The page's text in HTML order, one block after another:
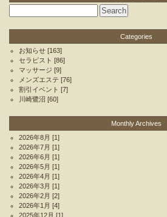
Categories
お知らせ [163]
セラピスト [86]
マッサージ [9]
メンズエステ [76]
割引イベント [7]
川崎鷺沼 [60]
Monthly Archives
2026年8月 [1]
2026年7月 [1]
2026年6月 [1]
2026年5月 [1]
2026年4月 [1]
2026年3月 [1]
2026年2月 [2]
2026年1月 [4]
2025年12月 [1]